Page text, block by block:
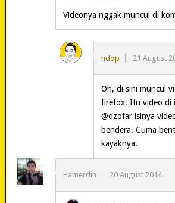
Videonya nggak muncul di
ndop 21 August
Oh, di sini muncul
firefox. Itu video di
@dzofar isinya
bendera. Cuma
kayaknya.
Hamerdin 20 August 2014